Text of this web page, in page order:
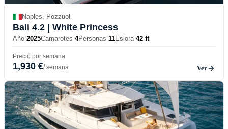
Naples, Pozzuoli
Bali 4.2 | White Princess
Año 2025Camarotes 4Personas 11Eslora 42 ft
Precio por semana
1,930 €/ semana Ver